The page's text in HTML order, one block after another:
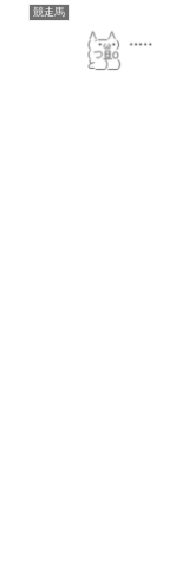
競走馬